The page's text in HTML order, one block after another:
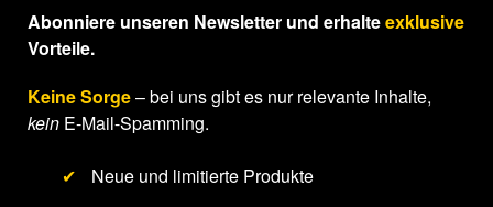
Abonniere unseren Newsletter und erhalteexklusive
Vorteile.
Keine Sorge– bei uns gibt es nur relevante Inhalte,
kein E-Mail-Spamming.
✔
Neue und limitierte Produkte